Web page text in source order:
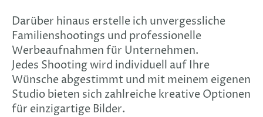
Darüber hinaus erstelle ich unvergessliche
Familienshootings und professionelle
Werbeaufnahmen für Unternehmen.
Jedes Shooting wird individuell auf Ihre
Wünsche abgestimmt und mit meinem eigenen
Studio bieten sich zahlreiche kreative Optionen
für einzigartige Bilder.